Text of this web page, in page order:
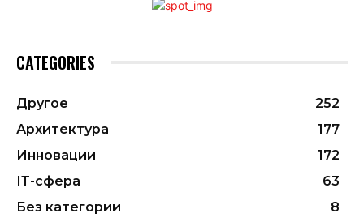
CATEGORIES
Другое
252
Архитектура
177
Инновации
172
ІТ-сфера
63
Без категории
8